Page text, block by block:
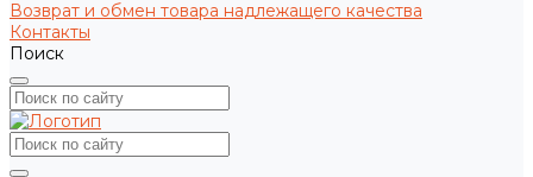
Возврат и обмен товара надлежащего качества
Контакты
Поиск